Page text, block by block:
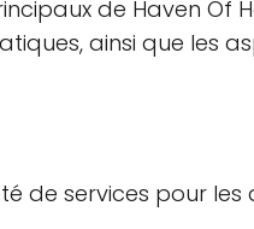
de Haven
ainsi que les
de services pour